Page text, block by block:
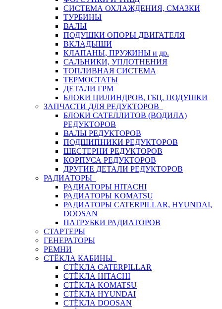
СИСТЕМА ОХЛАЖДЕНИЯ, СМАЗКИ
ТУРБИНЫ
ВАЛЫ
ПОДУШКИ ОПОРЫ ДВИГАТЕЛЯ
ВКЛАДЫШИ
КЛАПАНЫ, ПРУЖИНЫ и др.
САЛЬНИКИ, УПЛОТНЕНИЯ
ТОПЛИВНАЯ СИСТЕМА
ТЕРМОСТАТЫ
ДЕТАЛИ ГРМ
БЛОКИ ЦИЛИНДРОВ, ГБЦ, ПОДУШКИ
ЗАПЧАСТИ ДЛЯ РЕДУКТОРОВ
БЛОКИ САТЕЛЛИТОВ (ВОДИЛА)
РЕДУКТОРОВ
ВАЛЫ РЕДУКТОРОВ
ПОДШИПНИКИ РЕДУКТОРОВ
ШЕСТЕРНИ РЕДУКТОРОВ
КОРПУСА РЕДУКТОРОВ
ДРУГИЕ ДЕТАЛИ РЕДУКТОРОВ
РАДИАТОРЫ
РАДИАТОРЫ HITACHI
РАДИАТОРЫ KOMATSU
РАДИАТОРЫ CATERPILLAR, HYUNDAI,
DOOSAN
ПАТРУБКИ РАДИАТОРОВ
СТАРТЕРЫ
ГЕНЕРАТОРЫ
РЕМНИ
СТЁКЛА КАБИНЫ
СТЁКЛА CATERPILLAR
СТЁКЛА HITACHI
СТЁКЛА KOMATSU
СТЁКЛА HYUNDAI
СТЁКЛА DOOSAN